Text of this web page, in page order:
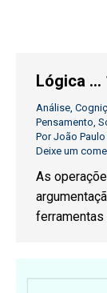
Lógica …
Análise,
Pensamento,
PorJoão Paulo
Deixe um
As
ferramentas